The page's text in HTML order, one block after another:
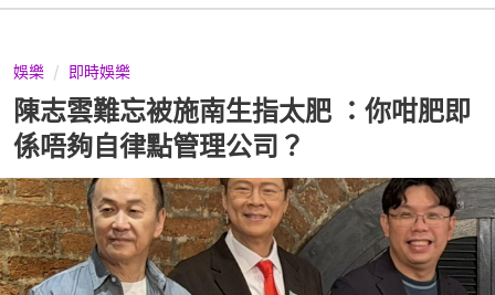
娛樂 即時娛樂
陳志雲難忘被施南生指太肥 ：你咁肥即
係唔夠自律點管理公司？